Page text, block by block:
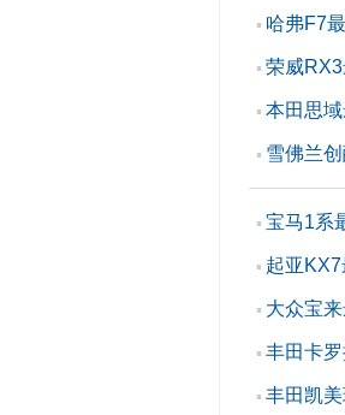
▪ 哈弗F7
▪ 荣威
▪ 本田思
▪ 雪佛兰
▪ 宝马1系
▪ 起亚
▪ 大众宝
▪ 丰田卡
▪ 丰田凯